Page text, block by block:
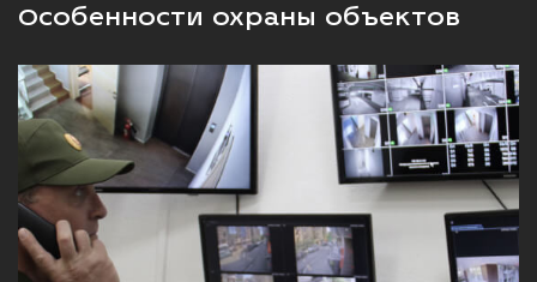
Особенности охраны объектов